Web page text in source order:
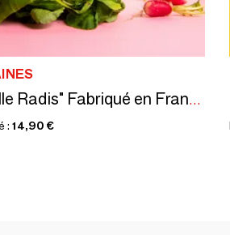
Kit à semer "Mlle Radis" Fabriqué en France
: 14,90 €